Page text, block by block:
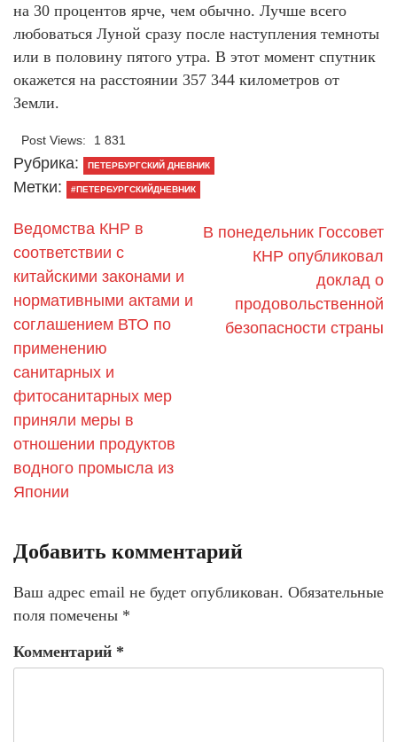
на 30 процентов ярче, чем обычно. Лучше всего
любоваться Луной сразу после наступления темноты
или в половину пятого утра. В этот момент спутник
окажется на расстоянии 357 344 километров от
Земли.
Post Views: 1 831
Рубрика: ПЕТЕРБУРГСКИЙ ДНЕВНИК
Метки: #ПЕТЕРБУРГСКИЙДНЕВНИК
Ведомства КНР в
соответствии с
китайскими законами и
нормативными актами и
соглашением ВТО по
применению
санитарных и
фитосанитарных мер
приняли меры в
отношении продуктов
водного промысла из
Японии
В понедельник Госсовет
КНР опубликовал
доклад о
продовольственной
безопасности страны
Добавить комментарий
Ваш адрес email не будет опубликован. Обязательные
поля помечены *
Комментарий *